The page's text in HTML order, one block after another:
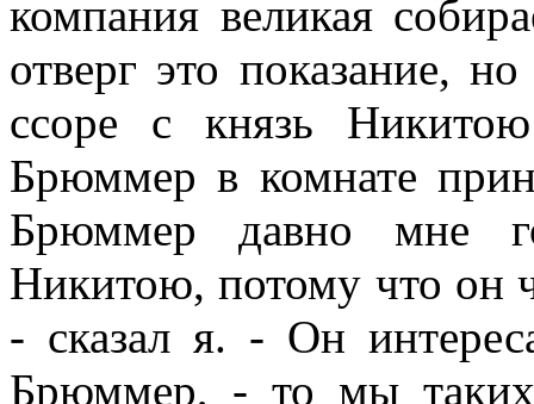
компания великая
отверг это показание,
ссоре с князь
Брюммер в комнате
Брюммер давно мне
Никитою, потому что он
- сказал я. - Он
Брюммер, - то мы